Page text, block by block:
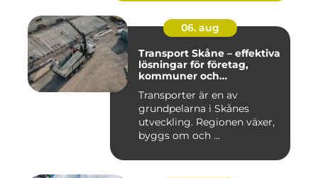
06. aug
Transport Skåne – effektiva
lösningar för företag,
kommuner och
Transporter är en av
grundpelarna i Skånes
utveckling. Regionen växer,
byggs om och ...